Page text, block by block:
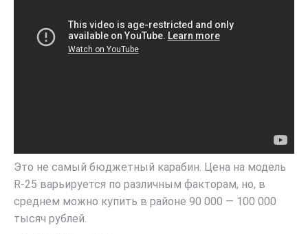
Это не самый бюджетный карабин. Цена на модель
R-25 варьируется по различным факторам, но, в
среднем можно купить в районе 90 000 — 100 000
тысяч рублей.